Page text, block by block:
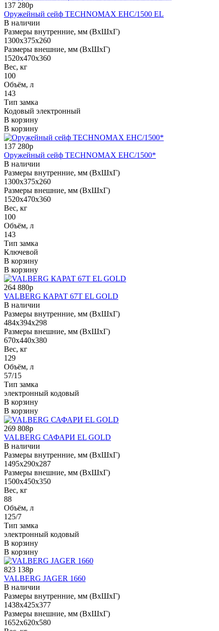
137 280р
Оружейный сейф TECHNOMAX EHC/1500 EL
В наличии
Размеры внутренние, мм (ВхШхГ)
1300x375x260
Размеры внешние, мм (ВхШхГ)
1520x470x360
Вес, кг
100
Объём, л
143
Тип замка
Кодовый электронный
В корзину
В корзину
137 280р
Оружейный сейф TECHNOMAX EHC/1500*
В наличии
Размеры внутренние, мм (ВхШхГ)
1300x375x260
Размеры внешние, мм (ВхШхГ)
1520x470x360
Вес, кг
100
Объём, л
143
Тип замка
Ключевой
В корзину
В корзину
264 880р
VALBERG КАРАТ 67Т EL GOLD
В наличии
Размеры внутренние, мм (ВхШхГ)
484x394x298
Размеры внешние, мм (ВхШхГ)
670x440x380
Вес, кг
129
Объём, л
57/15
Тип замка
электронный кодовый
В корзину
В корзину
269 808р
VALBERG САФАРИ EL GOLD
В наличии
Размеры внутренние, мм (ВхШхГ)
1495x290x287
Размеры внешние, мм (ВхШхГ)
1500x450x350
Вес, кг
88
Объём, л
125/7
Тип замка
электронный кодовый
В корзину
В корзину
823 138р
VALBERG JAGER 1660
В наличии
Размеры внутренние, мм (ВхШхГ)
1438x425x377
Размеры внешние, мм (ВхШхГ)
1652x620x580